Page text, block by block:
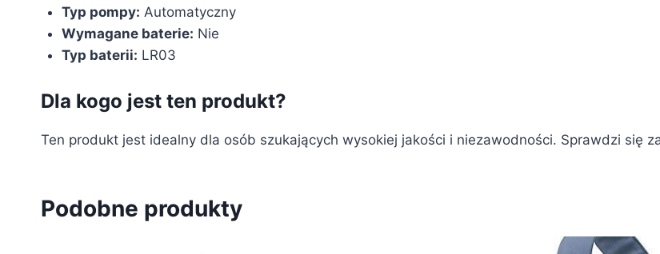
Typ pompy: ‎Automatyczny
Wymagane baterie: ‎Nie
Typ baterii: ‎LR03
Dla kogo jest ten produkt?
Ten produkt jest idealny dla osób szukających wysokiej jakości i niezawodności. Sprawdzi się
Podobne produkty